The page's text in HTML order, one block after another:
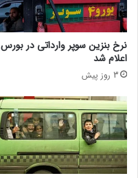
نرخ بنزین سوپر وارداتی در بورس
اعلام شد
3 روز پیش